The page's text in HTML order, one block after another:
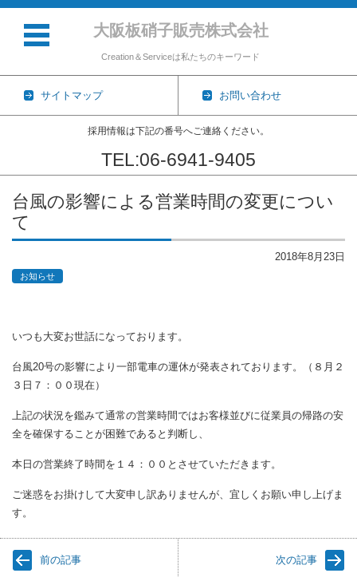
大阪板硝子販売株式会社
Creation＆Serviceは私たちのキーワード
サイトマップ お問い合わせ
採用情報は下記の番号へご連絡ください。
TEL:06-6941-9405
コンテンツに移動
台風の影響による営業時間の変更につい
て
2018年8月23日
お知らせ
いつも大変お世話になっております。
台風20号の影響により一部電車の運休が発表されております。（８月２
３日７：００現在）
上記の状況を鑑みて通常の営業時間ではお客様並びに従業員の帰路の安
全を確保することが困難であると判断し、
本日の営業終了時間を１４：００とさせていただきます。
ご迷惑をお掛けして大変申し訳ありませんが、宜しくお願い申し上げま
す。
前の記事 次の記事